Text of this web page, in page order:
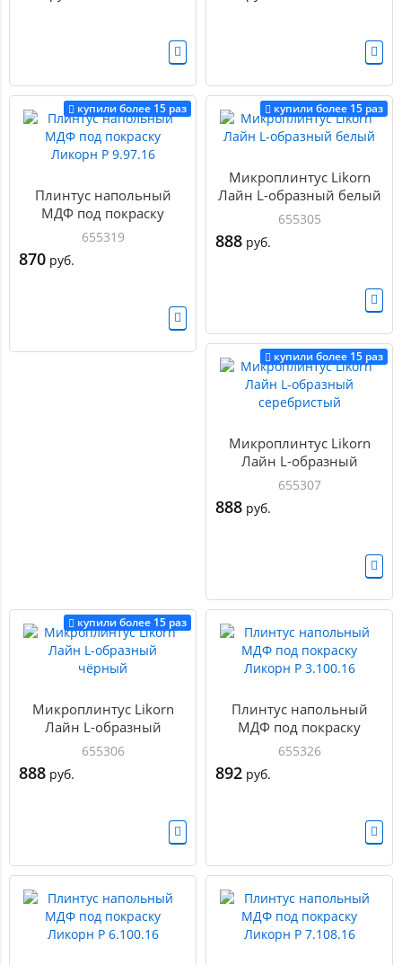
купили более 15 раз
Плинтус напольный
МДФ под покраску
Ликорн Р 9.97.16
655319
870 руб.
купили более 15 раз
Микроплинтус Likorn
Лайн L-образный белый
655305
888 руб.
купили более 15 раз
Микроплинтус Likorn
Лайн L-образный
серебристый
655307
888 руб.
купили более 15 раз
Микроплинтус Likorn
Лайн L-образный
чёрный
655306
888 руб.
Плинтус напольный
МДФ под покраску
Ликорн Р 3.100.16
655326
892 руб.